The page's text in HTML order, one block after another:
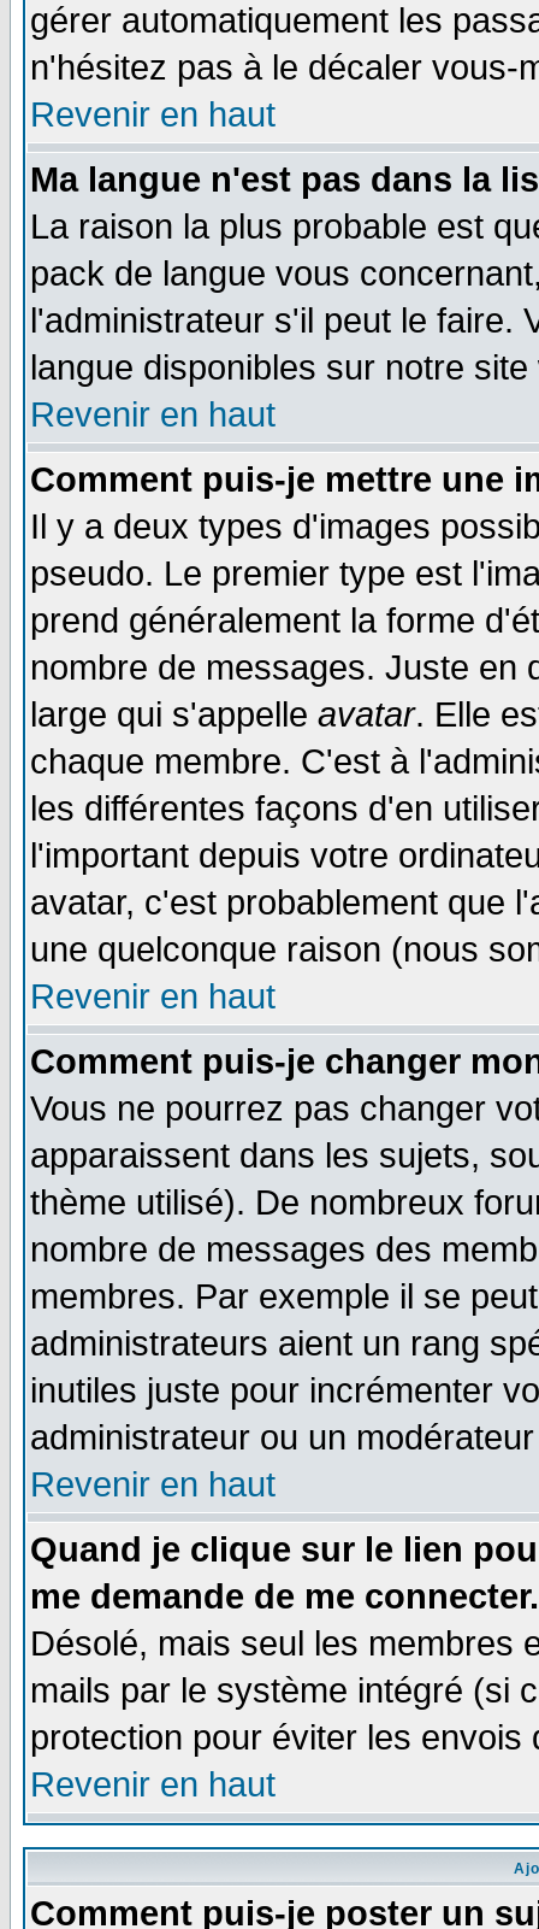
gérer automatiquement les
n'hésitez pas à le décaler vous-
Revenir en haut
Ma langue n'est pas dans la
La raison la plus probable est
pack de langue vous
l'administrateur s'il peut le faire.
langue disponibles sur notre site
Revenir en haut
Comment puis-je mettre une
Il y a deux types d'images
pseudo. Le premier type est
prend généralement la forme
nombre de messages. Juste en
large qui s'appelle avatar. Elle
chaque membre. C'est à
les différentes façons d'en
l'important depuis votre
avatar, c'est probablement que
une quelconque raison (nous
Revenir en haut
Comment puis-je changer
Vous ne pourrez pas changer
apparaissent dans les sujets,
thème utilisé). De nombreux
nombre de messages des
membres. Par exemple il se
administrateurs aient un rang
inutiles juste pour incrémenter
administrateur ou un
Revenir en haut
Quand je clique sur le lien
me demande de me connecter.
Désolé, mais seul les membres
mails par le système intégré (si
protection pour éviter les
Revenir en haut
Comment puis-je poster un